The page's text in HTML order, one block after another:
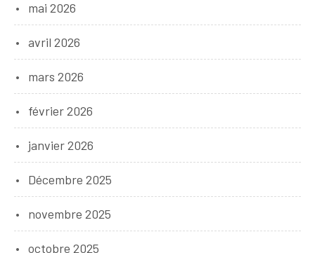
mai 2026
avril 2026
mars 2026
février 2026
janvier 2026
Décembre 2025
novembre 2025
octobre 2025